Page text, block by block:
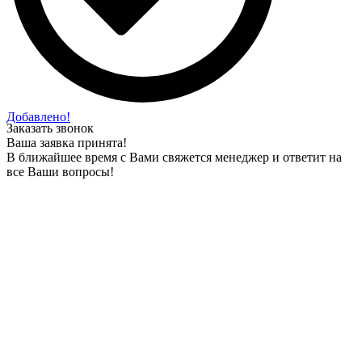
Добавлено!
Заказать звонок
Ваша заявка принята!
В ближайшее время с Вами свяжется менеджер и ответит на
все Ваши вопросы!